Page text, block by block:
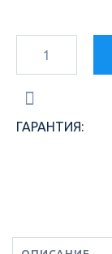
ГАРАНТИЯ: